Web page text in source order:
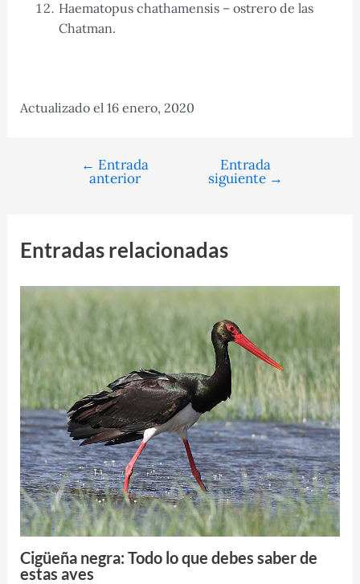
Haematopus chathamensis – ostrero de las
Chatman.
Actualizado el 16 enero, 2020
Navegación
← Entrada
anterior
Entrada
siguiente →
Entradas relacionadas
Cigüeña negra: Todo lo que debes saber de
estas aves